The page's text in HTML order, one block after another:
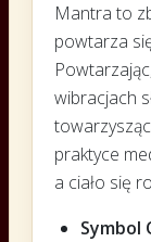
Mantra to
powtarza
wibracjach
praktyce
a ciało się
Symbol